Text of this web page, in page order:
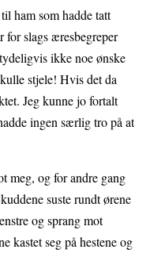
ham som hadde tatt
for slags æresbegreper
ikke noe ønske
stjele! Hvis det da
Jeg kunne jo fortalt
ingen særlig tro på at
meg, og for andre gang
suste rundt ørene
og sprang mot
kastet seg på hestene og